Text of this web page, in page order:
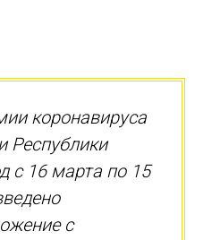
коронавируса
Республики
с 16 марта по 15
с